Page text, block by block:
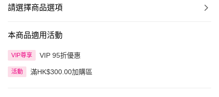
請選擇商品選項
本商品適用活動
VIP尊享 VIP 95折優惠
活動 滿HK$300.00加購區